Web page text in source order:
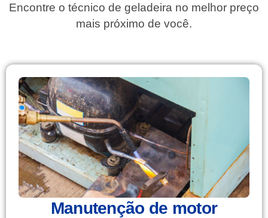
Encontre o técnico de geladeira no melhor preço
mais próximo de você.
Manutenção de motor